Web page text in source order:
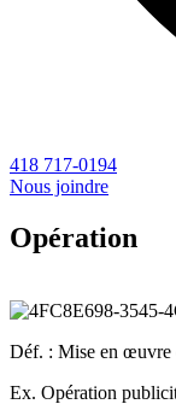
418 717-0194
Nous joindre
Opération
Déf. : Mise en œuvre
Ex. Opération